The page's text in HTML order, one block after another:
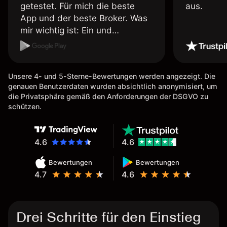
getestet. Für mich die beste
App und der beste Broker. Was
mir wichtig ist: Ein und
Auszahlungen per Kreditkarte
möglich. Berichte, Auszüge OK.
Eine Diagrammfunktion wie es
bei Naga ist wäre
aus.
Unsere 4- und 5-Sterne-Bewertungen werden angezeigt. Die
genauen Benutzerdaten wurden absichtlich anonymisiert, um
die Privatsphäre gemäß den Anforderungen der DSGVO zu
schützen.
4.6
Bewertungen
4.7
Bewertungen
4.6
4.6
Drei Schritte für den Einstieg